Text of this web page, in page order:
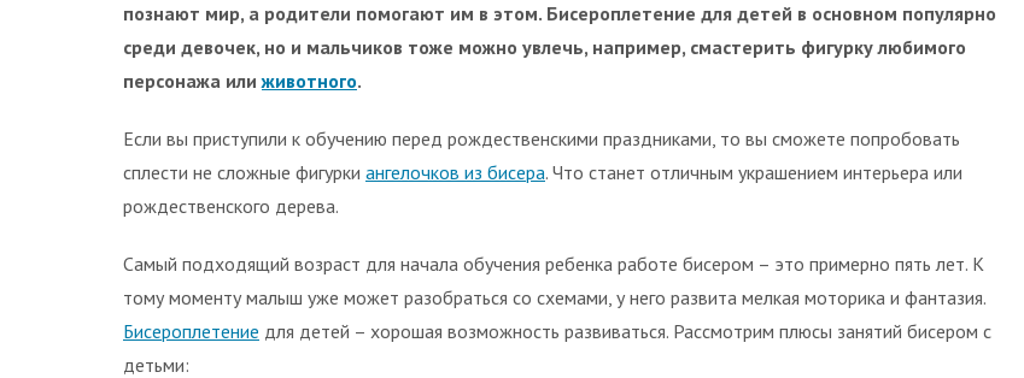
познают мир, а родители помогают им в этом. Бисероплетение для детей в основном популярно
среди девочек, но и мальчиков тоже можно увлечь, например, смастерить фигурку любимого
персонажа илиживотного.
Если вы приступили к обучению перед рождественскими праздниками, то вы сможете попробовать
сплести не сложные фигурки ангелочков из бисера. Что станет отличным украшением интерьера или
рождественского дерева.
Самый подходящий возраст для начала обучения ребенка работе бисером – это примерно пять лет. К
тому моменту малыш уже может разобраться со схемами, у него развита мелкая моторика и фантазия.
Бисероплетение для детей – хорошая возможность развиваться. Рассмотрим плюсы занятий бисером с
детьми: